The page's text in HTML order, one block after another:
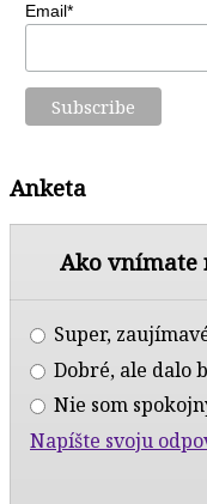
Email*
Anketa
Ako vnímate
Super,
Dobré, ale dalo
Nie som
Napíšte svoju